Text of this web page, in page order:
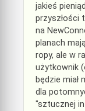
jakieś
przyszłości
na
planach
ropy, ale w
użytkownik
będzie miał
dla
"sztucznej